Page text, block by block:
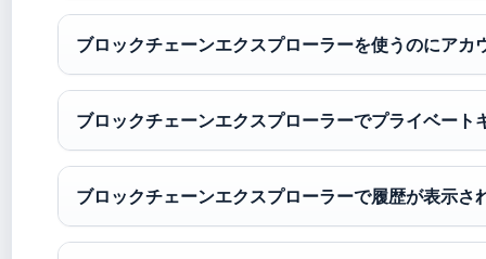
ブロックチェーンエクスプローラーを使うのにアカ
ブロックチェーンエクスプローラーでプライベート
ブロックチェーンエクスプローラーで履歴が表示